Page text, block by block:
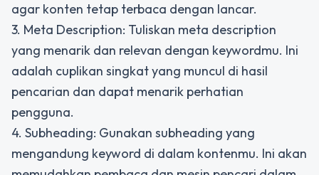
agar konten tetap terbaca dengan lancar.
3. Meta Description: Tuliskan meta description
yang menarik dan relevan dengan keywordmu. Ini
adalah cuplikan singkat yang muncul di hasil
pencarian dan dapat menarik perhatian
pengguna.
4. Subheading: Gunakan subheading yang
mengandung keyword di dalam kontenmu. Ini akan